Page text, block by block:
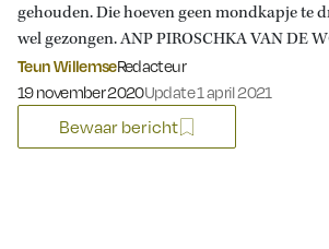
gehouden. Die hoeven geen mondkapje te
wel gezongen. ANP PIROSCHKA VAN DE
Teun WillemseRedacteur
Gepubliceerd op:
19 november 2020Update 1 april 2021
Bewaar bericht